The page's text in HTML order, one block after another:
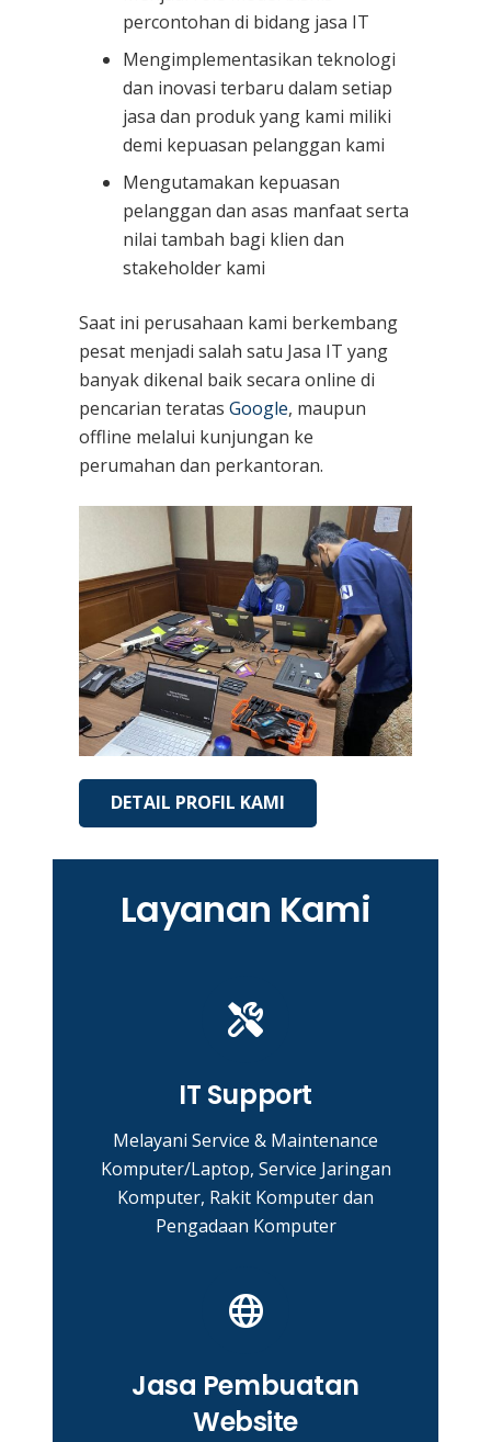
percontohan di bidang jasa IT
Mengimplementasikan teknologi
dan inovasi terbaru dalam setiap
jasa dan produk yang kami miliki
demi kepuasan pelanggan kami
Mengutamakan kepuasan
pelanggan dan asas manfaat serta
nilai tambah bagi klien dan
stakeholder kami
Saat ini perusahaan kami berkembang
pesat menjadi salah satu Jasa IT yang
banyak dikenal baik secara online di
pencarian teratas Google, maupun
offline melalui kunjungan ke
perumahan dan perkantoran.
DETAIL PROFIL KAMI
Layanan Kami
IT Support
Melayani Service & Maintenance
Komputer/Laptop, Service Jaringan
Komputer, Rakit Komputer dan
Pengadaan Komputer
Jasa Pembuatan
Website